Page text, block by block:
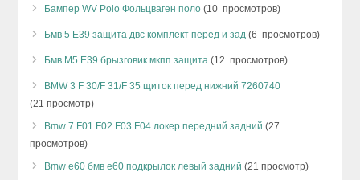
Бампер WV Polo Фольцваген поло (10 просмотров)
Бмв 5 Е39 защита двс комплект перед и зад (6 просмотров)
Бмв М5 Е39 брызговик мкпп защита (12 просмотров)
BMW 3 F 30/F 31/F 35 щиток перед нижний 7260740
(21 просмотр)
Bmw 7 F01 F02 F03 F04 локер передний задний (27
просмотров)
Bmw e60 бмв е60 подкрылок левый задний (21 просмотр)